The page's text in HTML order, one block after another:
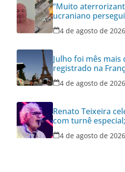
“Muito
ucraniano
atacado por drone
4 de agosto de 2026
Julho foi mês mais
registrado na
meteorologistas
4 de agosto de 2026
Renato Teixeira
com turnê
4 de agosto de 2026